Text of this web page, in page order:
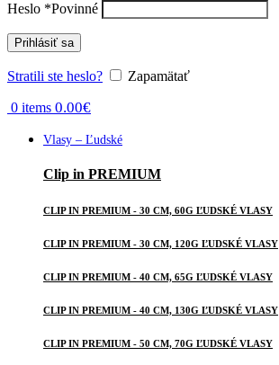
Heslo *Povinné
Prihlásiť sa
Stratili ste heslo? Zapamätať
0 items 0.00€
Vlasy – Ľudské
Clip in PREMIUM
CLIP IN PREMIUM - 30 CM, 60G ĽUDSKÉ VLASY
CLIP IN PREMIUM - 30 CM, 120G ĽUDSKÉ VLASY
CLIP IN PREMIUM - 40 CM, 65G ĽUDSKÉ VLASY
CLIP IN PREMIUM - 40 CM, 130G ĽUDSKÉ VLASY
CLIP IN PREMIUM - 50 CM, 70G ĽUDSKÉ VLASY